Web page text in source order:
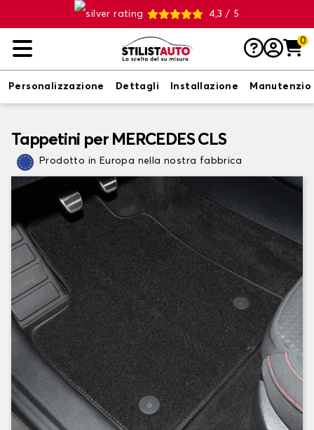
4,3 / 5
0
Personalizzazione Dettagli Installazione
Tappetini per MERCEDES CLS
Prodotto in Europa nella nostra fabbrica